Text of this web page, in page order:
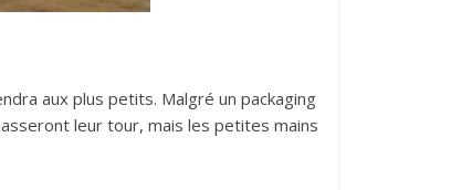
aux plus petits. Malgré un packaging
leur tour, mais les petites mains